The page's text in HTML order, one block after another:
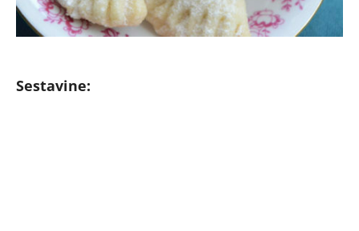
Sestavine: